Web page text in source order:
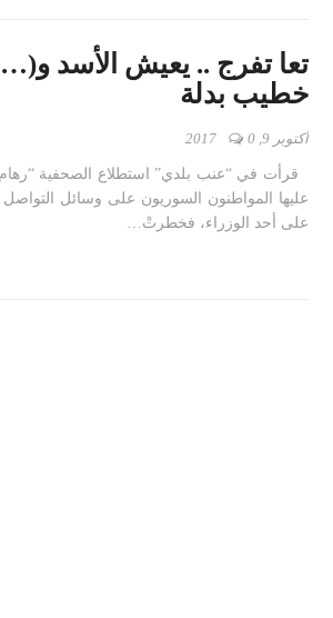
تعا تفرج .. يعيش الأسد
خطيب بدلة
أكتوبر 9, 2017 0
قرأت في “عنب بلدي” استطلاع الصحفية
عليها المواطنون السوريون على وسائل
على أحد الوزراء، فخطرتْ…